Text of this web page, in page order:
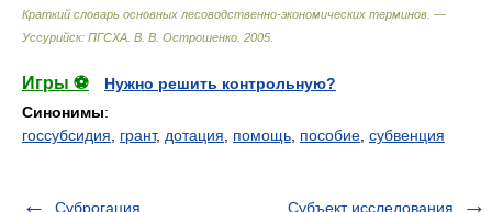
Краткий словарь основных лесоводственно-экономических терминов. —
Уссурийск: ПГСХА В. В. Острошенко 2005
Игры ⚽
Нужно решить контрольную?
Синонимы:
госсубсидия
грант, дотация помощь пособие субвенция
Суброгация Субъект исследования